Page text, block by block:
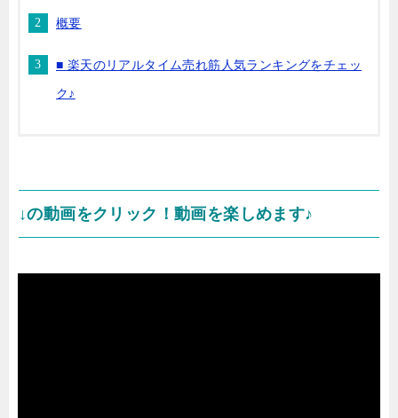
概要
■ 楽天のリアルタイム売れ筋人気ランキングをチェッ
ク♪
↓の動画をクリック！動画を楽しめます♪